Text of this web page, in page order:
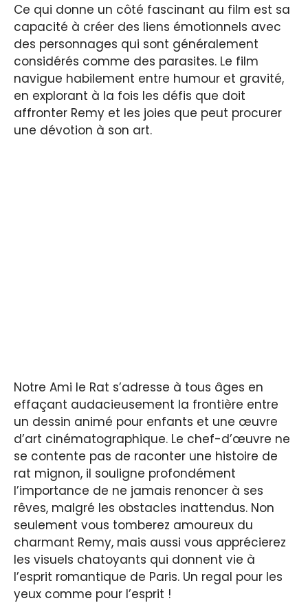
Ce qui donne un côté fascinant au film est sa
capacité à créer des liens émotionnels avec
des personnages qui sont généralement
considérés comme des parasites. Le film
navigue habilement entre humour et gravité,
en explorant à la fois les défis que doit
affronter Remy et les joies que peut procurer
une dévotion à son art.
Notre Ami le Rat s’adresse à tous âges en
effaçant audacieusement la frontière entre
un dessin animé pour enfants et une œuvre
d’art cinématographique. Le chef-d’œuvre ne
se contente pas de raconter une histoire de
rat mignon, il souligne profondément
l’importance de ne jamais renoncer à ses
rêves, malgré les obstacles inattendus. Non
seulement vous tomberez amoureux du
charmant Remy, mais aussi vous apprécierez
les visuels chatoyants qui donnent vie à
l’esprit romantique de Paris. Un regal pour les
yeux comme pour l’esprit !